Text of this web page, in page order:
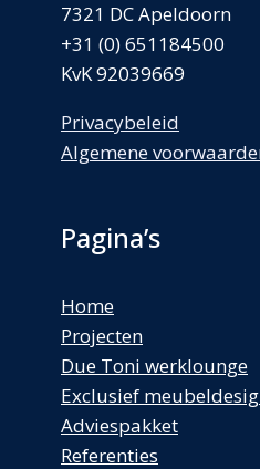
7321 DC Apeldoorn
+31 (0) 651184500
KvK 92039669
Privacybeleid
Algemene
Pagina’s
Home
Projecten
Due Toni werklounge
Exclusief
Adviespakket
Referenties